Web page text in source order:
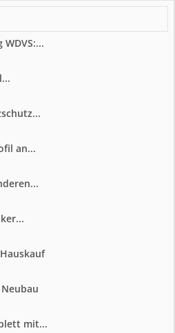
an...
mit...